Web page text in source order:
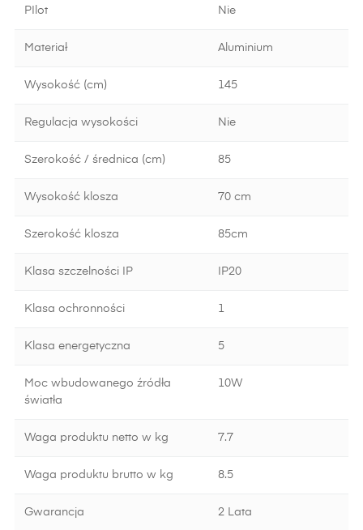
PIlot Nie
Materiał Aluminium
Wysokość (cm) 145
Regulacja wysokości Nie
Szerokość / średnica (cm) 85
Wysokość klosza 70 cm
Szerokość klosza 85cm
Klasa szczelności IP IP20
Klasa ochronności 1
Klasa energetyczna 5
Moc wbudowanego źródła
światła
10W
Waga produktu netto w kg 7.7
Waga produktu brutto w kg 8.5
Gwarancja 2 Lata